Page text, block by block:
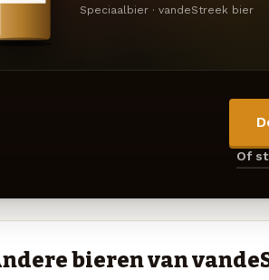
Speciaalbier · vandeStreek bier
Of
bieren van